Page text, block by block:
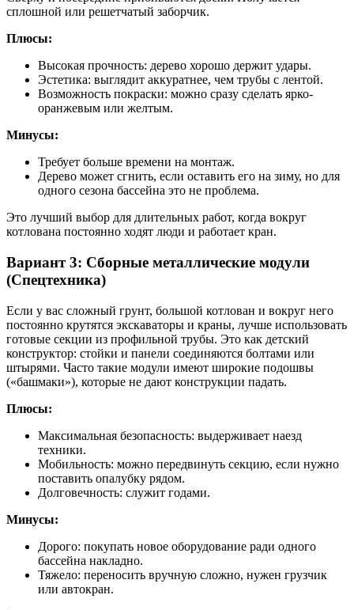
сплошной или решетчатый заборчик.
Плюсы:
Высокая прочность: дерево хорошо держит удары.
Эстетика: выглядит аккуратнее, чем трубы с лентой.
Возможность покраски: можно сразу сделать ярко-
оранжевым или желтым.
Минусы:
Требует больше времени на монтаж.
Дерево может сгнить, если оставить его на зиму, но для
одного сезона бассейна это не проблема.
Это лучший выбор для длительных работ, когда вокруг
котлована постоянно ходят люди и работает кран.
Вариант 3: Сборные металлические модули
(Спецтехника)
Если у вас сложный грунт, большой котлован и вокруг него
постоянно крутятся экскаваторы и краны, лучше использовать
готовые секции из профильной трубы. Это как детский
конструктор: стойки и панели соединяются болтами или
штырями. Часто такие модули имеют широкие подошвы
(«башмаки»), которые не дают конструкции падать.
Плюсы:
Максимальная безопасность: выдерживает наезд
техники.
Мобильность: можно передвинуть секцию, если нужно
поставить опалубку рядом.
Долговечность: служит годами.
Минусы:
Дорого: покупать новое оборудование ради одного
бассейна накладно.
Тяжело: переносить вручную сложно, нужен грузчик
или автокран.